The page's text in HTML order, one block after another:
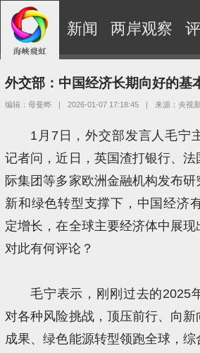
新闻 两岸观察
外交部：中国经济长期向好的基
编辑：母曼晔 | 2026-01-07 17:18:45 | 来源：央视
1月7日，外交部发言人毛宁
记者问，近日，英国渣打银行、法
际集团等多家欧洲金融机构发布研
新和绿色转型支撑下，中国经济
定增长，在全球主要经济体中展现
对此有何评论？
毛宁表示，刚刚过去的2025
对各种风险挑战，顶压前行、向
成果、绿色能源转型领跑全球，综